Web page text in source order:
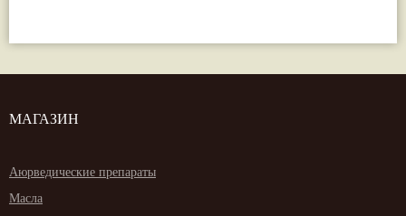
МАГАЗИН
Аюрведические препараты
Масла